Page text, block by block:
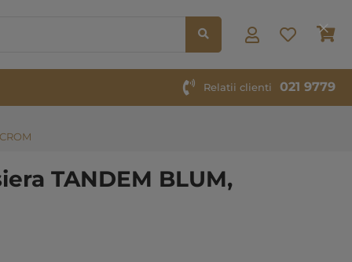
Relatii clienti 021 9779
TANDEM BLUM,
Close
Bar